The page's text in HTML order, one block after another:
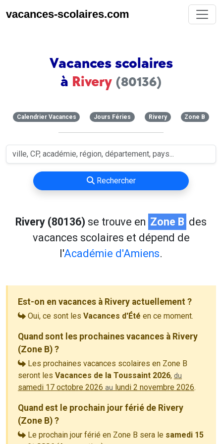
vacances-scolaires.com
Vacances scolaires
à Rivery (80136)
Calendrier Vacances Jours Féries Rivery Zone B
Rechercher
Rivery (80136) se trouve en Zone B des
vacances scolaires et dépend de
l'Académie d'Amiens.
Est-on en vacances à Rivery actuellement ?
Oui, ce sont les Vacances d'Été en ce moment.
Quand sont les prochaines vacances à Rivery
(Zone B) ?
Les prochaines vacances scolaires en Zone B
seront les Vacances de la Toussaint 2026, du
samedi 17 octobre 2026 au lundi 2 novembre 2026.
Quand est le prochain jour férié de Rivery
(Zone B) ?
Le prochain jour férié en Zone B sera le samedi 15